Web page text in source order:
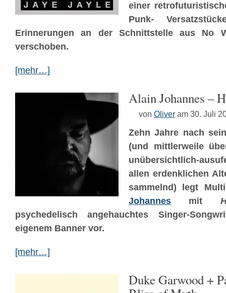
einer
Punk-
Erinnerungen an der Schnittstelle aus No
verschoben.
[mehr…]
Alain Johannes –
von Oliver am 30. Juli
Zehn Jahre nach
(und mittlerweile
unübersichtlich-
allen erdenklichen
sammelnd) legt
Johannes mit
psychedelisch angehauchtes Singer-
eigenem Banner vor.
[mehr…]
Duke Garwood +